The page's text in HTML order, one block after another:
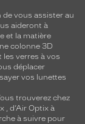
vous assister au
aideront à
et la matière
colonne 3D
verres à vos
déplacer
vos lunettes
trouverez chez
, d’Air Optix à
à suivre pour